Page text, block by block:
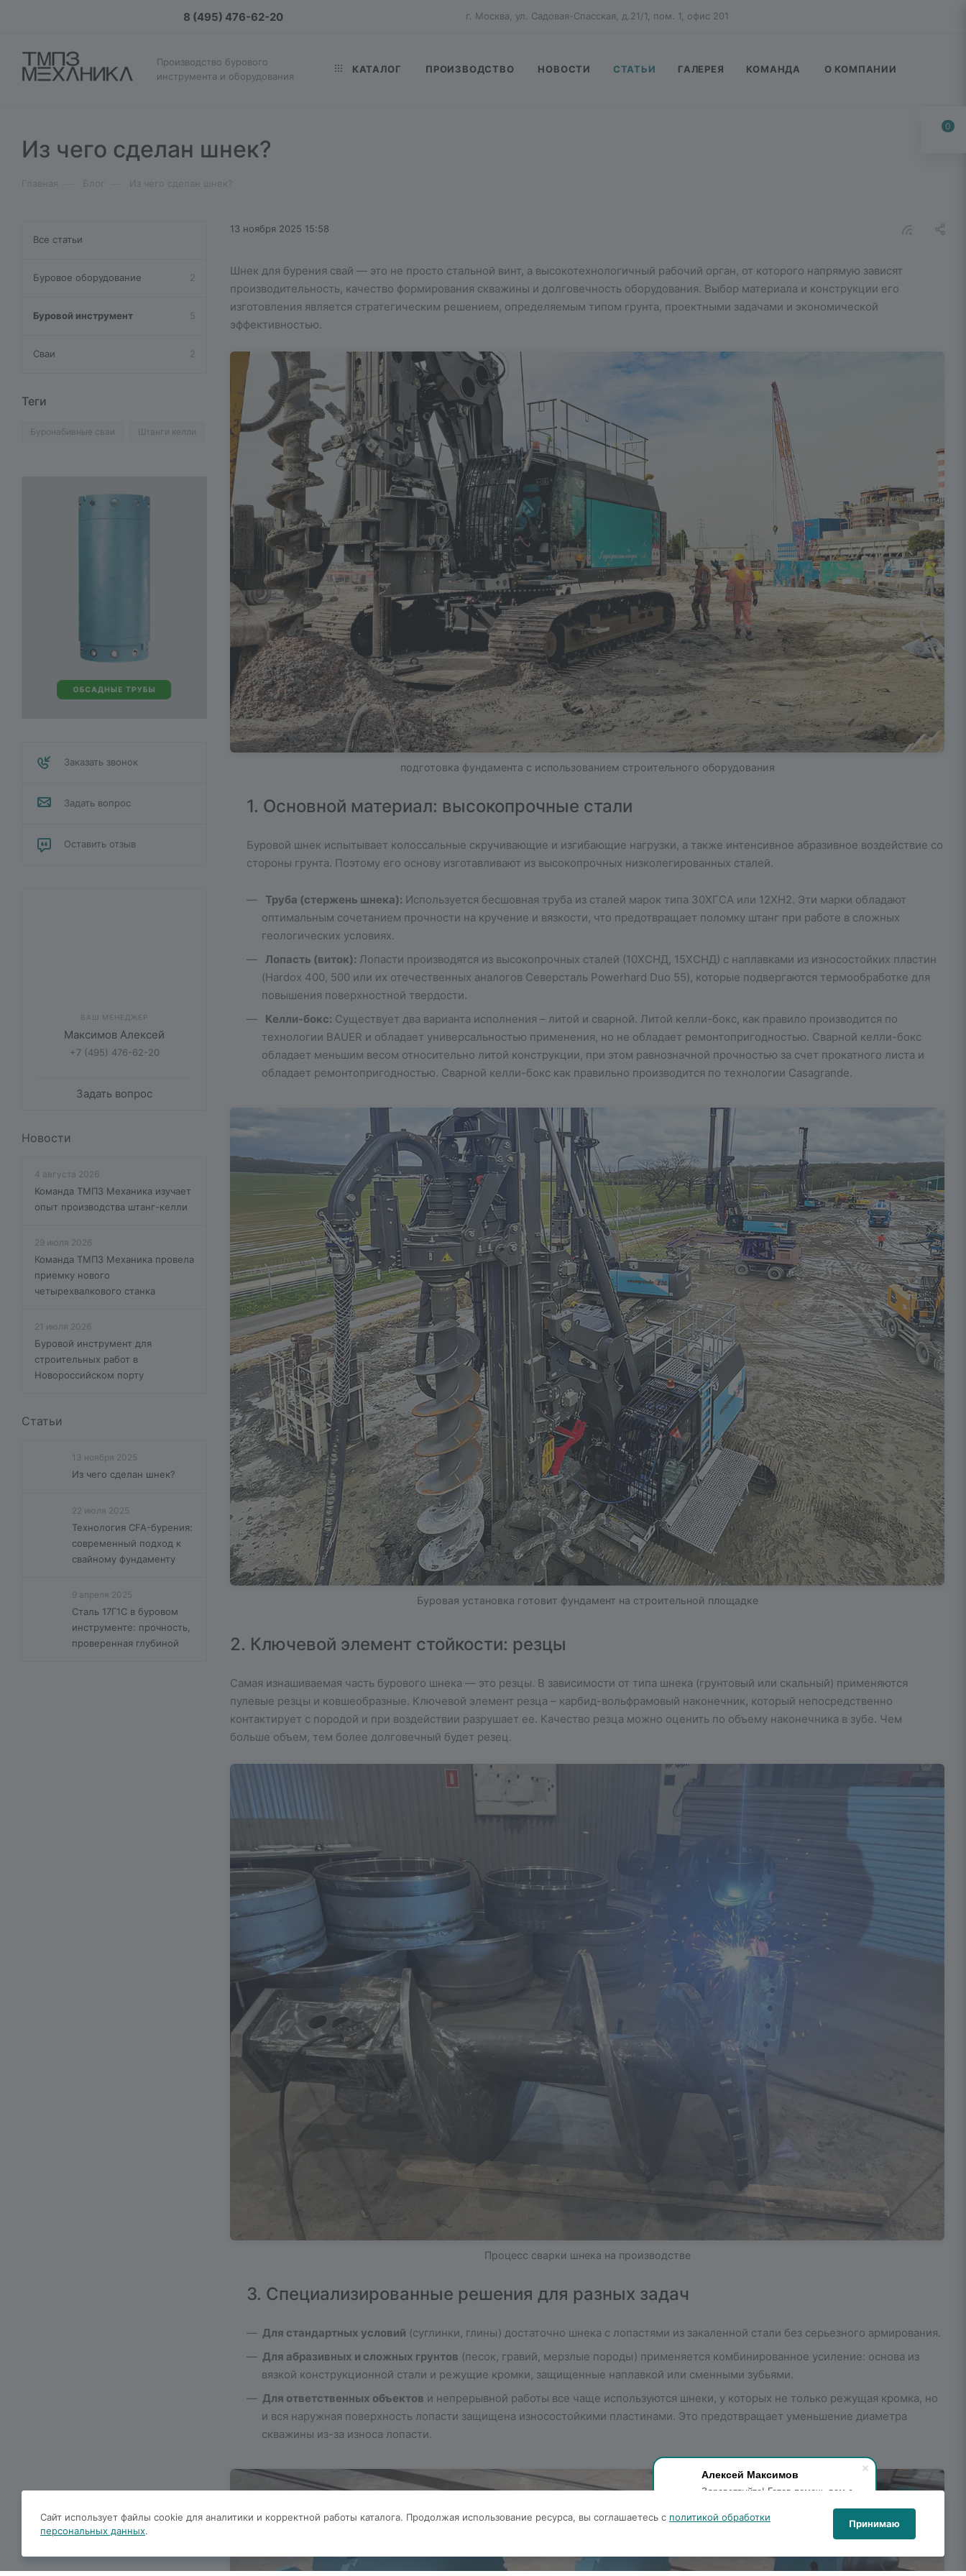
Алексей Максимов
Здравствуйте! Готов помочь вам с
Какой у вас вопрос?
8 (495) 476-62-20 г. Москва, ул. Садовая-Спасская, д.21/1, пом. 1, офис 201
Производство бурового
инструмента и оборудования
КАТАЛОГ ПРОИЗВОДСТВО НОВОСТИ СТАТЬИ ГАЛЕРЕЯ КОМАНДА О КОМПАНИИ
Из чего сделан шнек?
13 ноября 2025 15:58
Шнек для бурения свай — это не просто стальной винт, а высокотехнологичный рабочий орган, от которого напрямую зависят
производительность, качество формирования скважины и долговечность оборудования. Выбор материала и конструкции его
изготовления является стратегическим решением, определяемым типом грунта, проектными задачами и экономической
эффективностью.
подготовка фундамента с использованием строительного оборудования
1. Основной материал: высокопрочные стали
Буровой шнек испытывает колоссальные скручивающие и изгибающие нагрузки, а также интенсивное абразивное воздействие со
стороны грунта. Поэтому его основу изготавливают из высокопрочных низколегированных сталей.
Труба (стержень шнека): Используется бесшовная труба из сталей марок типа 30ХГСА или 12ХН2. Эти марки обладают
оптимальным сочетанием прочности на кручение и вязкости, что предотвращает поломку штанг при работе в сложных
геологических условиях.
Лопасть (виток): Лопасти производятся из высокопрочных сталей (10ХСНД, 15ХСНД) с наплавками из износостойких пластин
(Hardox 400, 500 или их отечественных аналогов Северсталь Powerhard Duo 55), которые подвергаются термообработке для
повышения поверхностной твердости.
Келли-бокс: Существует два варианта исполнения – литой и сварной. Литой келли-бокс, как правило производится по
технологии BAUER и обладает универсальностью применения, но не обладает ремонтопригодностью. Сварной келли-бокс
обладает меньшим весом относительно литой конструкции, при этом равнозначной прочностью за счет прокатного листа и
обладает ремонтопригодностью. Сварной келли-бокс как правильно производится по технологии Casagrande.
Буровая установка готовит фундамент на строительной площадке
2. Ключевой элемент стойкости: резцы
Самая изнашиваемая часть бурового шнека — это резцы. В зависимости от типа шнека (грунтовый или скальный) применяются
пулевые резцы и ковшеобразные. Ключевой элемент резца – карбид-вольфрамовый наконечник, который непосредственно
контактирует с породой и при воздействии разрушает ее. Качество резца можно оценить по объему наконечника в зубе. Чем
больше объем, тем более долговечный будет резец.
Процесс сварки шнека на производстве
3. Специализированные решения для разных задач
Для стандартных условий (суглинки, глины) достаточно шнека с лопастями из закаленной стали без серьезного армирования.
Для абразивных и сложных грунтов (песок, гравий, мерзлые породы) применяется комбинированное усиление: основа из
вязкой конструкционной стали и режущие кромки, защищенные наплавкой или сменными зубьями.
Для ответственных объектов и непрерывной работы все чаще используются шнеки, у которых не только режущая кромка, но
и вся наружная поверхность лопасти защищена износостойкими пластинами. Это предотвращает уменьшение диаметра
скважины из-за износа лопасти.
Все статьи
Буровое оборудование 2
Буровой инструмент 5
Сваи 2
Теги
Буронабивные сваи Штанги келли
Заказать звонок
Задать вопрос
Оставить отзыв
ВАШ МЕНЕДЖЕР
Максимов Алексей
+7 (495) 476-62-20
Задать вопрос
Новости
4 августа 2026
Команда ТМПЗ Механика изучает
опыт производства штанг-келли
29 июля 2026
Команда ТМПЗ Механика провела
приемку нового
четырехвалкового станка
21 июля 2026
Буровой инструмент для
строительных работ в
Новороссийском порту
Статьи
13 ноября 2025
Из чего сделан шнек?
22 июля 2025
Технология CFA-бурения:
современный подход к
свайному фундаменту
9 апреля 2025
Сталь 17Г1С в буровом
инструменте: прочность,
проверенная глубиной
0
Сайт использует файлы cookie для аналитики и корректной работы каталога. Продолжая использование ресурса, вы соглашаетесь с политикой обработки
персональных данных.
Принимаю